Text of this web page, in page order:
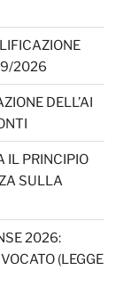
T
u
b
e
C
h
a
n
n
el
2026
DELL’AI
IL PRINCIPIO
SULLA
2026:
(LEGGE